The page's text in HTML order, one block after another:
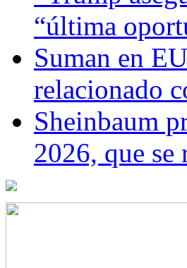
“última
Suman en
relacionado
Sheinbaum
2026, que se